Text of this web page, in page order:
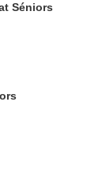
Séniors